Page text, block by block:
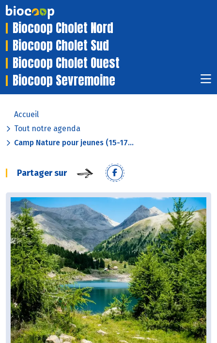
Biocoop Cholet Nord
Biocoop Cholet Sud
Biocoop Cholet Ouest
Biocoop Sevremoine
Accueil
Tout notre agenda
Camp Nature pour jeunes (15-17...
Partager sur